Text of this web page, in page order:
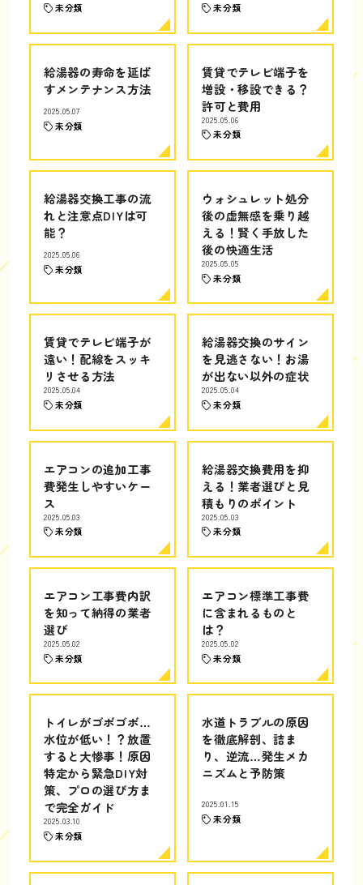
未分類 未分類
給湯器の寿命を延ば
すメンテナンス方法
2025.05.07
未分類
賃貸でテレビ端子を
増設・移設できる？
許可と費用
2025.05.06
未分類
給湯器交換工事の流
れと注意点DIYは可
能？
2025.05.06
未分類
ウォシュレット処分
後の虚無感を乗り越
える！賢く手放した
後の快適生活
2025.05.05
未分類
賃貸でテレビ端子が
遠い！配線をスッキ
リさせる方法
2025.05.04
未分類
給湯器交換のサイン
を見逃さない！お湯
が出ない以外の症状
2025.05.04
未分類
エアコンの追加工事
費発生しやすいケー
ス
2025.05.03
未分類
給湯器交換費用を抑
える！業者選びと見
積もりのポイント
2025.05.03
未分類
エアコン工事費内訳
を知って納得の業者
選び
2025.05.02
未分類
エアコン標準工事費
に含まれるものと
は？
2025.05.02
未分類
トイレがゴボゴボ…
水位が低い！？放置
すると大惨事！原因
特定から緊急DIY対
策、プロの選び方ま
で完全ガイド
2025.03.10
未分類
水道トラブルの原因
を徹底解剖、詰ま
り、逆流…発生メカ
ニズムと予防策
2025.01.15
未分類